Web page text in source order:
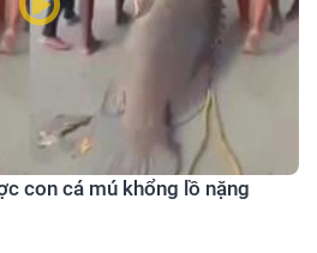
con cá mú khổng lồ nặng